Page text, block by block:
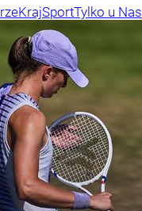
KrajSportTylko u Nas